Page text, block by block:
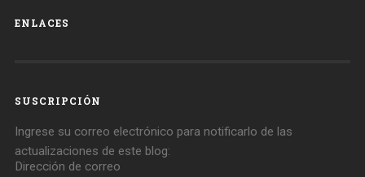
ENLACES
SUSCRIPCIÓN
Ingrese su correo electrónico para notificarlo de las
actualizaciones de este blog:
Dirección de correo